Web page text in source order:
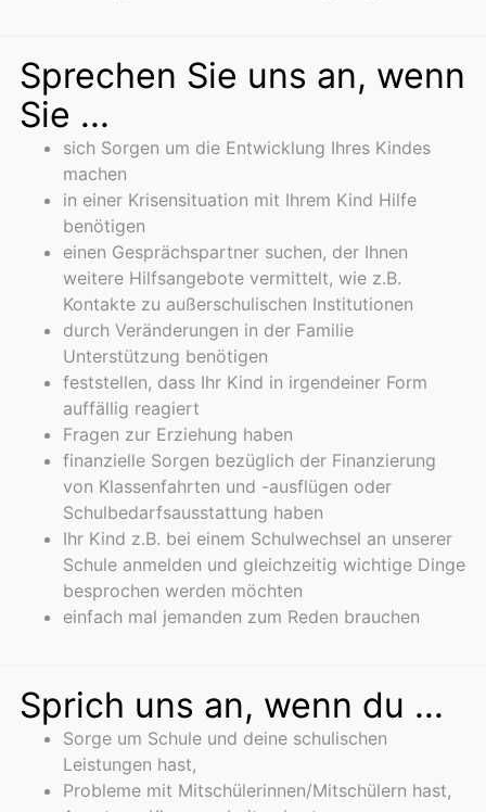
Sprechen Sie uns an, wenn
Sie ...
sich Sorgen um die Entwicklung Ihres Kindes
machen
in einer Krisensituation mit Ihrem Kind Hilfe
benötigen
einen Gesprächspartner suchen, der Ihnen
weitere Hilfsangebote vermittelt, wie z.B.
Kontakte zu außerschulischen Institutionen
durch Veränderungen in der Familie
Unterstützung benötigen
feststellen, dass Ihr Kind in irgendeiner Form
auffällig reagiert
Fragen zur Erziehung haben
finanzielle Sorgen bezüglich der Finanzierung
von Klassenfahrten und -ausflügen oder
Schulbedarfsausstattung haben
Ihr Kind z.B. bei einem Schulwechsel an unserer
Schule anmelden und gleichzeitig wichtige Dinge
besprochen werden möchten
einfach mal jemanden zum Reden brauchen
Sprich uns an, wenn du ...
Sorge um Schule und deine schulischen
Leistungen hast,
Probleme mit Mitschülerinnen/Mitschülern hast,